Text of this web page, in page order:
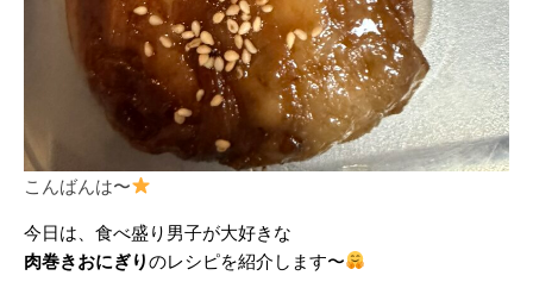
こんばんは〜
今日は、食べ盛り男子が大好きな
肉巻きおにぎりのレシピを紹介します〜